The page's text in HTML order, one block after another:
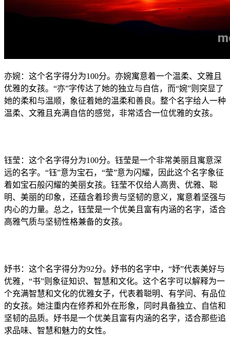
亦婉：这个名字得分为100分。亦婉寓意着一个温柔、文雅且
优雅的女孩。“亦”字传达了她的独立与自信，而“婉”则突显了
她的柔和与温顺，象征着她的温柔和善良。整个名字给人一种
温柔、文雅且充满自信的感觉，非常适合一位优雅的女孩。
钰莹：这个名字得分为100分。钰莹是一个非常美丽且寓意深
远的名字。“钰”意为宝石，“莹”意为闪耀，因此这个名字象征
着如宝石般闪耀的美丽女孩。钰莹不仅给人高贵、优雅、聪
明、美丽的印象，还蕴含着珍贵与坚韧的意义，寓意着坚强与
内心的力量。总之，钰莹是一个优美且富有内涵的名字，适合
高雅气质与坚韧性格兼备的女孩。
妤书：这个名字得分为92分。妤书的名字中，“妤”代表美好与
优雅，“书”则象征知识、智慧和文化。这个名字可以解释为一
个充满智慧和文化的优雅女子，代表着聪明、有学问、有品位
的女孩。她注重内在修养和外在形象，同时具备独立、自信和
坚韧的品质。妤书是一个优美且富有内涵的名字，适合那些追
求品味、智慧和魅力的女性。